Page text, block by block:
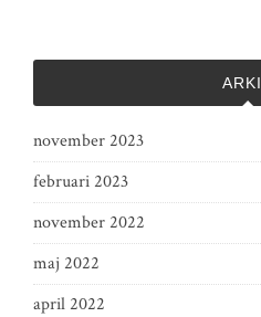
november 2023
februari 2023
november 2022
maj 2022
april 2022